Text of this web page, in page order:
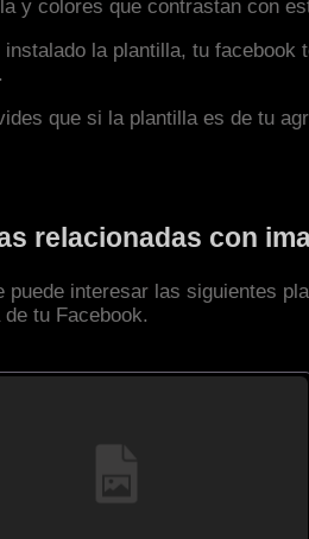
y colores que contrastan con
instalado la plantilla, tu
que si la plantilla es de tu
relacionadas con
puede interesar las siguientes
tu Facebook.